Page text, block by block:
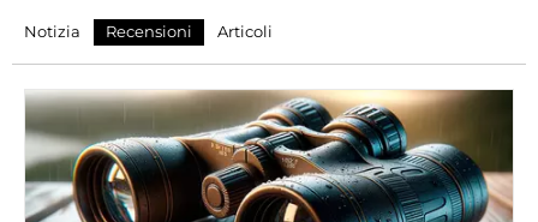
Notizia Recensioni Articoli